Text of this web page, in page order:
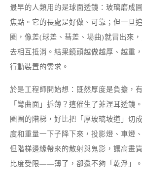
最早的人類用的是球面透鏡：玻璃磨成
焦點。它的長處是好做、可靠；但一旦
圈，像差(球差、彗差、場曲)就冒出來，
去相互抵消。結果鏡頭越做越厚、越重
行動裝置的需求。
於是工程師開始想：既然厚度是負擔，
「彎曲面」拆薄？這催生了菲涅耳透鏡
圈圈的階梯，好比把「厚玻璃坡道」切
度和重量一下子降下來，投影燈、車燈
但階梯邊緣帶來的散射與鬼影，讓高畫
比度受限——薄了，卻還不夠「乾淨」。